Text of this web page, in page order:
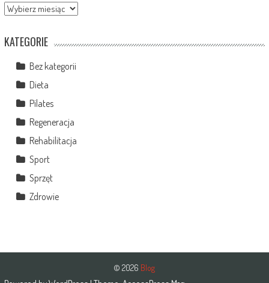
Archiwa
KATEGORIE
Bez kategorii
Dieta
Pilates
Regeneracja
Rehabilitacja
Sport
Sprzęt
Zdrowie
© 2026 Blog